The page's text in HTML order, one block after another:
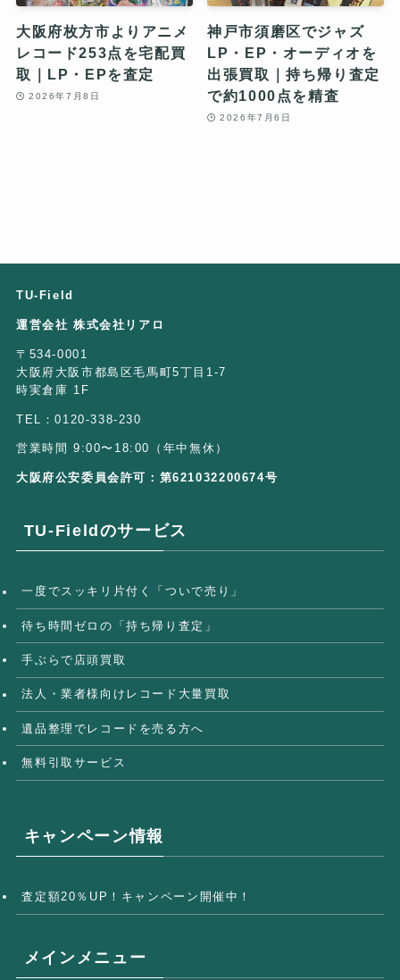
大阪府枚方市よりアニメ
レコード253点を宅配買
取｜LP・EPを査定
2026年7月8日
神戸市須磨区でジャズ
LP・EP・オーディオを
出張買取｜持ち帰り査定
で約1000点を精査
2026年7月6日
TU-Field
運営会社 株式会社リアロ
〒534-0001
大阪府大阪市都島区毛馬町5丁目1-7
時実倉庫 1F
TEL：0120-338-230
営業時間 9:00〜18:00（年中無休）
大阪府公安委員会許可：第621032200674号
TU-Fieldのサービス
一度でスッキリ片付く「ついで売り」
待ち時間ゼロの「持ち帰り査定」
手ぶらで店頭買取
法人・業者様向けレコード大量買取
遺品整理でレコードを売る方へ
無料引取サービス
キャンペーン情報
査定額20％UP！キャンペーン開催中！
メインメニュー